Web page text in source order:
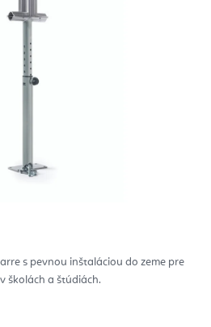
s pevnou inštaláciou do zeme pre
školách a štúdiách.